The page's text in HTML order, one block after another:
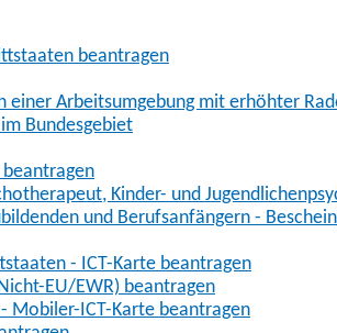
beantragen
Arbeitsumgebung mit erhöhter
Bundesgebiet
Kinder- und
und Berufsanfängern -
- ICT-Karte beantragen
EU/EWR) beantragen
Mobiler-ICT-Karte beantragen